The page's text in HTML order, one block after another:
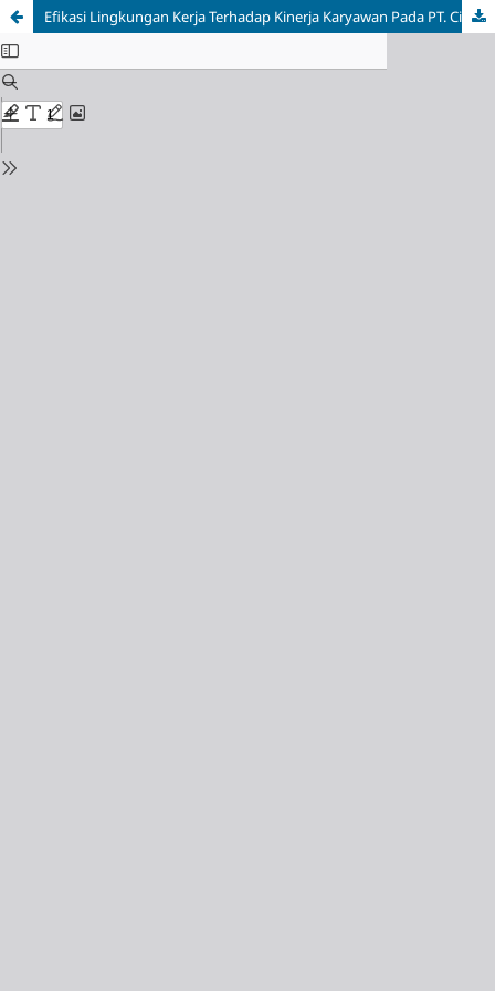
Efikasi Lingkungan Kerja Terhadap Kinerja Karyawan Pada PT. Cindo Abadi Perkasa Kota Prabumulih